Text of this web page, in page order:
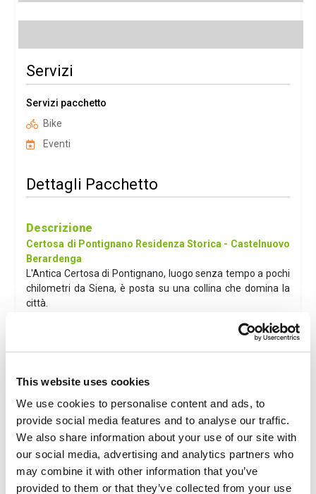
This website uses cookies
We use cookies to personalise content and ads, to
provide social media features and to analyse our traffic.
We also share information about your use of our site with
our social media, advertising and analytics partners who
may combine it with other information that you’ve
provided to them or that they’ve collected from your use
Servizi
Servizi pacchetto
Bike
Eventi
Dettagli Pacchetto
Descrizione
Certosa di Pontignano Residenza Storica - Castelnuovo
Berardenga
L'Antica Certosa di Pontignano, luogo senza tempo a pochi
chilometri da Siena, è posta su una collina che domina la
città.
dell'Università di Siena e luogo ideale per soggiorni in
Nel 1703, all'interno della Certosa fu costruita la Cappella di
miniatura della Sistina nel territorio senese.
Distanza in auto da Gaiole in Chianti a Certosa di
Pontignano:21KM ca. Visualizza l'esattaposizione della
struttura